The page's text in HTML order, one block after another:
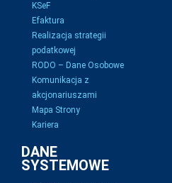
KSeF
Efaktura
Realizacja strategii
podatkowej
RODO – Dane Osobowe
Komunikacja z
akcjonariuszami
Mapa Strony
Kariera
DANE
SYSTEMOWE